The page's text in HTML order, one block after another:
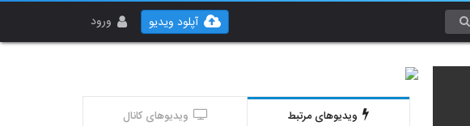
ورود آپلود ویدیو
ویدیوهای مرتبط ویدیوهای کانال